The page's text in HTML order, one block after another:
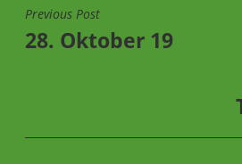
Previous Post
28. Oktober 19